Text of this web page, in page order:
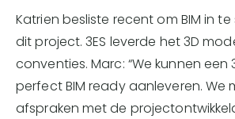
Katrien besliste recent om BIM in
dit project. 3ES leverde het 3D
conventies. Marc: “We kunnen een
perfect BIM ready aanleveren. We
afspraken met de